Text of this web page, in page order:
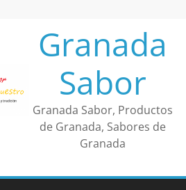
Granada
Sabor
Granada Sabor, Productos
de Granada, Sabores de
Granada